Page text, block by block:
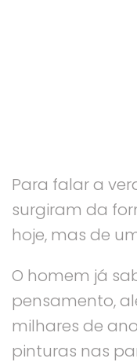
Para falar a
surgiram da
hoje, mas de
O homem já
pensamento,
milhares de
pinturas nas